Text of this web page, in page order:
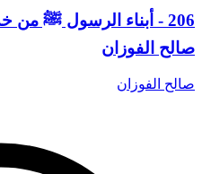
206 - أبناء الرسول ﷺ
صالح الفوزان
صالح الفوزان